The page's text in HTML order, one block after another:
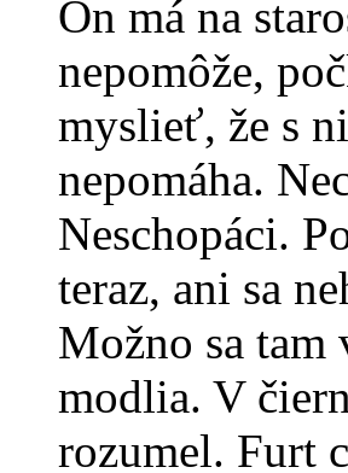
On má na
nepomôže,
myslieť, že s
nepomáha.
Neschopáci.
teraz, ani sa
Možno sa
modlia. V
rozumel. Furt